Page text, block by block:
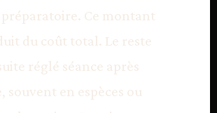
préparatoire. Ce montant
du coût total. Le reste
réglé séance après
souvent en espèces ou